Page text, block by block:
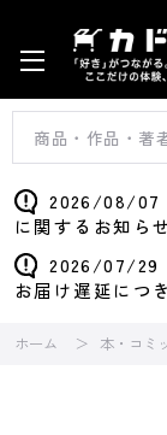
2026/08/07
に関するお知ら
2026/07/29
お届け遅延につ
ホーム 本・コミ